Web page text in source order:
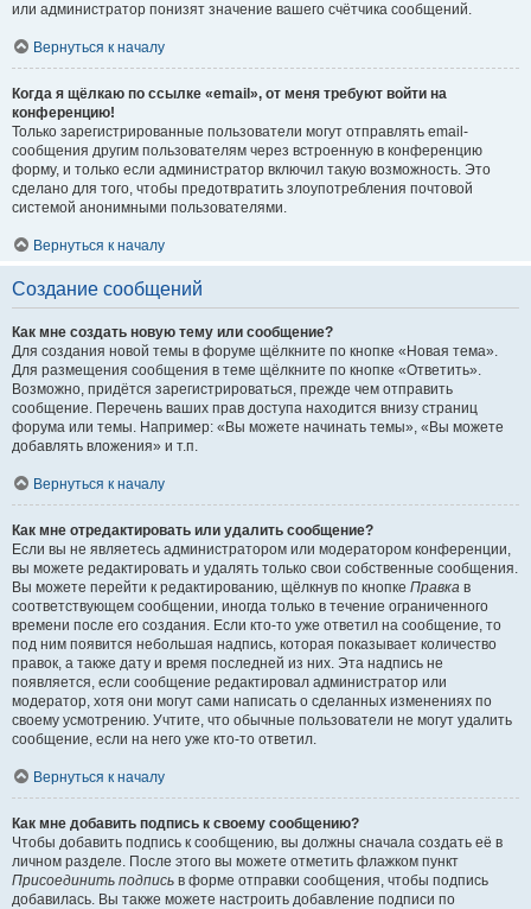
или администратор понизят значение вашего счётчика сообщений.
Вернуться к началу
Когда я щёлкаю по ссылке «email», от меня требуют войти на
конференцию!
Только зарегистрированные пользователи могут отправлять email-
сообщения другим пользователям через встроенную в конференцию
форму, и только если администратор включил такую возможность. Это
сделано для того, чтобы предотвратить злоупотребления почтовой
системой анонимными пользователями.
Вернуться к началу
Создание сообщений
Как мне создать новую тему или сообщение?
Для создания новой темы в форуме щёлкните по кнопке «Новая тема».
Для размещения сообщения в теме щёлкните по кнопке «Ответить».
Возможно, придётся зарегистрироваться, прежде чем отправить
сообщение. Перечень ваших прав доступа находится внизу страниц
форума или темы. Например: «Вы можете начинать темы», «Вы можете
добавлять вложения» и т.п.
Вернуться к началу
Как мне отредактировать или удалить сообщение?
Если вы не являетесь администратором или модератором конференции,
вы можете редактировать и удалять только свои собственные сообщения.
Вы можете перейти к редактированию, щёлкнув по кнопке Правка в
соответствующем сообщении, иногда только в течение ограниченного
времени после его создания. Если кто-то уже ответил на сообщение, то
под ним появится небольшая надпись, которая показывает количество
правок, а также дату и время последней из них. Эта надпись не
появляется, если сообщение редактировал администратор или
модератор, хотя они могут сами написать о сделанных изменениях по
своему усмотрению. Учтите, что обычные пользователи не могут удалить
сообщение, если на него уже кто-то ответил.
Вернуться к началу
Как мне добавить подпись к своему сообщению?
Чтобы добавить подпись к сообщению, вы должны сначала создать её в
личном разделе. После этого вы можете отметить флажком пункт
Присоединить подпись в форме отправки сообщения, чтобы подпись
добавилась. Вы также можете настроить добавление подписи по